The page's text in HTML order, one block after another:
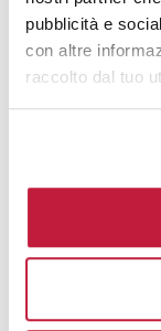
pubblicità e
con altre
raccolto dal tuo
1500
2000
10000
Tecniche